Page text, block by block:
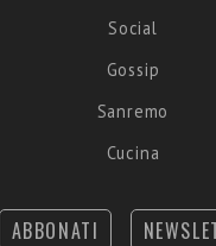
Social
Gossip
Sanremo
Cucina
ABBONATI